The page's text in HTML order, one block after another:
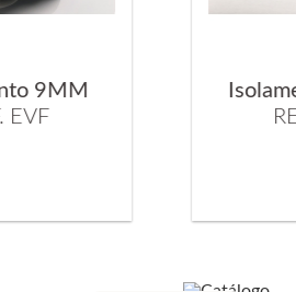
Isolamento 13MM
REF. EVH